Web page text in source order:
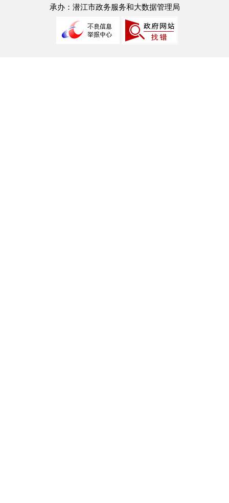
承办：潜江市政务服务和大数据管理局